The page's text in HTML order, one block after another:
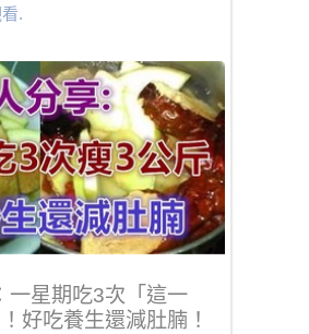
.
一星期吃3次「這一
好吃養生還減肚腩！